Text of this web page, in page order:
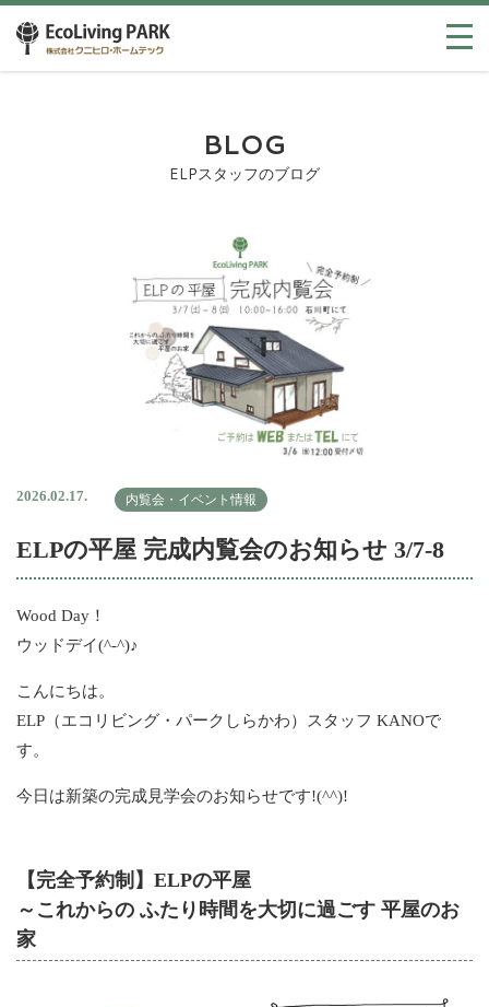
BLOG
ELPスタッフのブログ
2026.02.17. 内覧会・イベント情報
ELPの平屋 完成内覧会のお知らせ 3/7-8
Wood Day！
ウッドデイ(^-^)♪
こんにちは。
ELP（エコリビング・パークしらかわ）スタッフ KANOで
す。
今日は新築の完成見学会のお知らせです!(^^)!
【完全予約制】ELPの平屋
～これからの ふたり時間を大切に過ごす 平屋のお
家